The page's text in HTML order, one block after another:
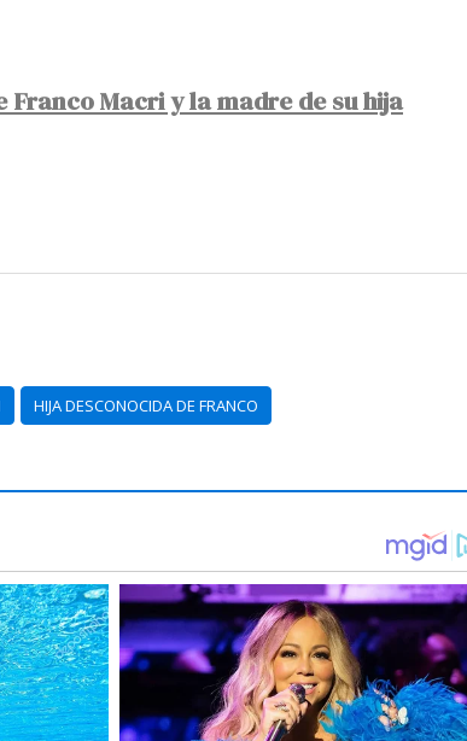
Macri y la madre de su hija
HIJA DESCONOCIDA DE FRANCO